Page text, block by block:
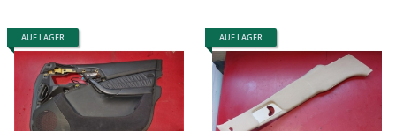
AUF LAGER AUF LAGER